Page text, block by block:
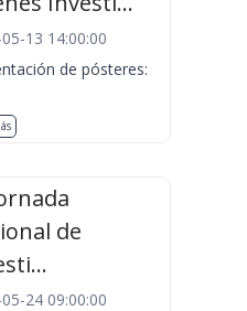
13 14:00:00
de pósteres:
de
24 09:00:00